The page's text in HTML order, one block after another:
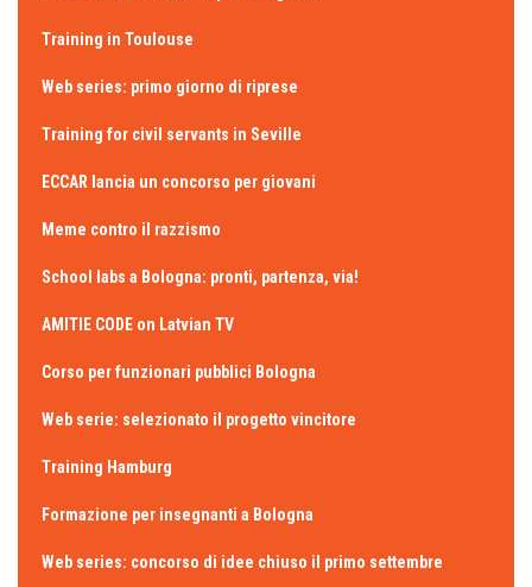
Training in Toulouse
Web series: primo giorno di riprese
Training for civil servants in Seville
ECCAR lancia un concorso per giovani
Meme contro il razzismo
School labs a Bologna: pronti, partenza, via!
AMITIE CODE on Latvian TV
Corso per funzionari pubblici Bologna
Web serie: selezionato il progetto vincitore
Training Hamburg
Formazione per insegnanti a Bologna
Web series: concorso di idee chiuso il primo settembre